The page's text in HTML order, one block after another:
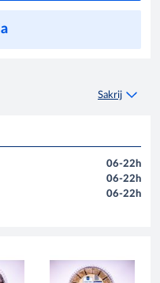
Sakrij
06-22h
06-22h
06-22h